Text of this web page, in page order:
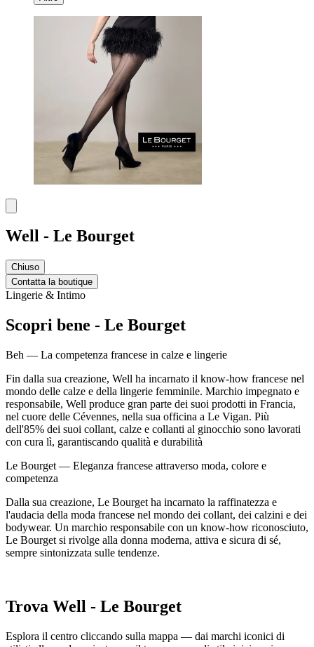
Well - Le Bourget
Chiuso
Contatta la boutique
Lingerie & Intimo
Scopri bene - Le Bourget
Beh — La competenza francese in calze e lingerie
Fin dalla sua creazione, Well ha incarnato il know-how francese nel
mondo delle calze e della lingerie femminile. Marchio impegnato e
responsabile, Well produce gran parte dei suoi prodotti in Francia,
nel cuore delle Cévennes, nella sua officina a Le Vigan. Più
dell'85% dei suoi collant, calze e collanti al ginocchio sono lavorati
con cura lì, garantiscando qualità e durabilità
Le Bourget — Eleganza francese attraverso moda, colore e
competenza
Dalla sua creazione, Le Bourget ha incarnato la raffinatezza e
l'audacia della moda francese nel mondo dei collant, dei calzini e dei
bodywear. Un marchio responsabile con un know-how riconosciuto,
Le Bourget si rivolge alla donna moderna, attiva e sicura di sé,
sempre sintonizzata sulle tendenze.
Trova Well - Le Bourget
Esplora il centro cliccando sulla mappa — dai marchi iconici di